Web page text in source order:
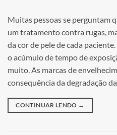
Muitas pessoas se perguntam
um tratamento contra rugas,
da cor de pele de cada
o acúmulo de tempo de
muito. As marcas de
consequência da degradação
CONTINUAR LENDO →